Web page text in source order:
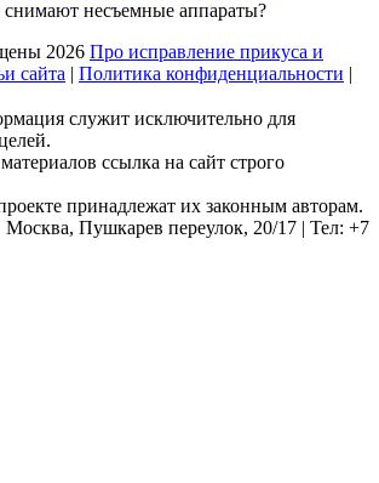
2026 Про исправление прикуса и
сайта | Политика конфиденциальности |
служит исключительно для
ссылка на сайт строго
принадлежат их законным авторам.
Москва, Пушкарев переулок, 20/17 | Тел: +7